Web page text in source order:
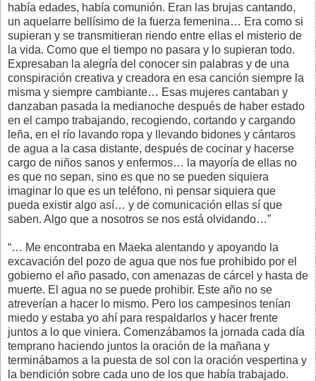
había edades, había comunión. Eran las brujas cantando,
un aquelarre bellísimo de la fuerza femenina… Era como si
supieran y se transmitieran riendo entre ellas el misterio de
la vida. Como que el tiempo no pasara y lo supieran todo.
Expresaban la alegría del conocer sin palabras y de una
conspiración creativa y creadora en esa canción siempre la
misma y siempre cambiante… Esas mujeres cantaban y
danzaban pasada la medianoche después de haber estado
en el campo trabajando, recogiendo, cortando y cargando
leña, en el río lavando ropa y llevando bidones y cántaros
de agua a la casa distante, después de cocinar y hacerse
cargo de niños sanos y enfermos… la mayoría de ellas no
es que no sepan, sino es que no se pueden siquiera
imaginar lo que es un teléfono, ni pensar siquiera que
pueda existir algo así… y de comunicación ellas sí que
saben. Algo que a nosotros se nos está olvidando…”
“… Me encontraba en Maeka alentando y apoyando la
excavación del pozo de agua que nos fue prohibido por el
gobierno el año pasado, con amenazas de cárcel y hasta de
muerte. El agua no se puede prohibir. Este año no se
atreverían a hacer lo mismo. Pero los campesinos tenían
miedo y estaba yo ahí para respaldarlos y hacer frente
juntos a lo que viniera. Comenzábamos la jornada cada día
temprano haciendo juntos la oración de la mañana y
terminábamos a la puesta de sol con la oración vespertina y
la bendición sobre cada uno de los que había trabajado.